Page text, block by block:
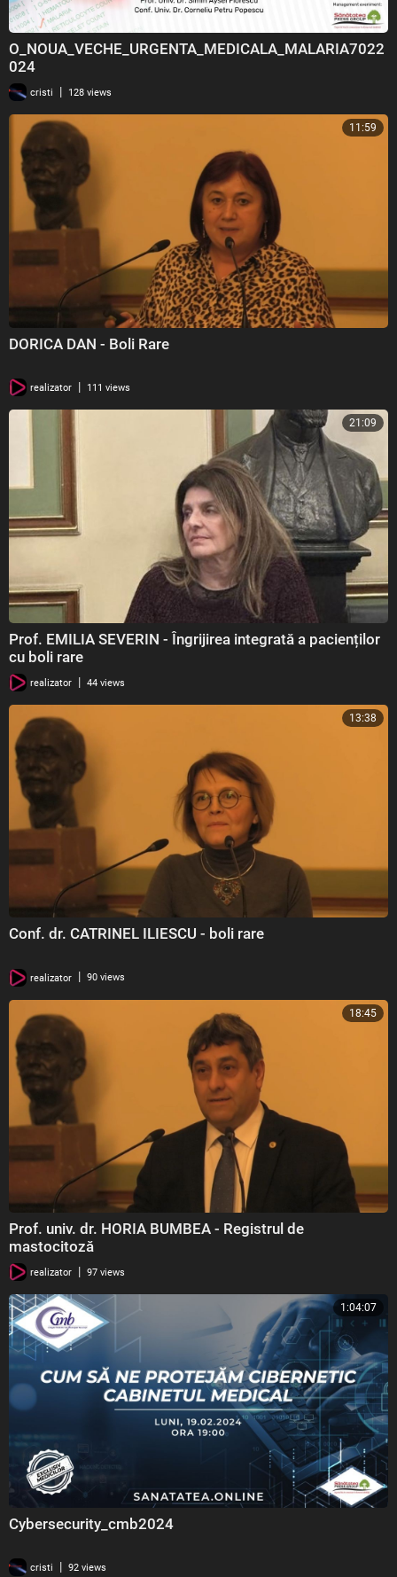
O_NOUA_VECHE_URGENTA_MEDICALA_MALARIA7022
024
cristi | 128 views
11:59
DORICA DAN - Boli Rare
realizator | 111 views
21:09
Prof. EMILIA SEVERIN - Îngrijirea integrată a pacienților
cu boli rare
realizator | 44 views
13:38
Conf. dr. CATRINEL ILIESCU - boli rare
realizator | 90 views
18:45
Prof. univ. dr. HORIA BUMBEA - Registrul de
mastocitoză
realizator | 97 views
1:04:07
Cybersecurity_cmb2024
cristi | 92 views